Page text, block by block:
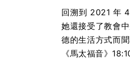
回溯到 2021 年
她還接受了教會
德的生活方式而
《馬太福音》